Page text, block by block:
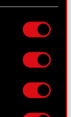
nawet
aktywnie
zbiory
własne
2024
pozwu